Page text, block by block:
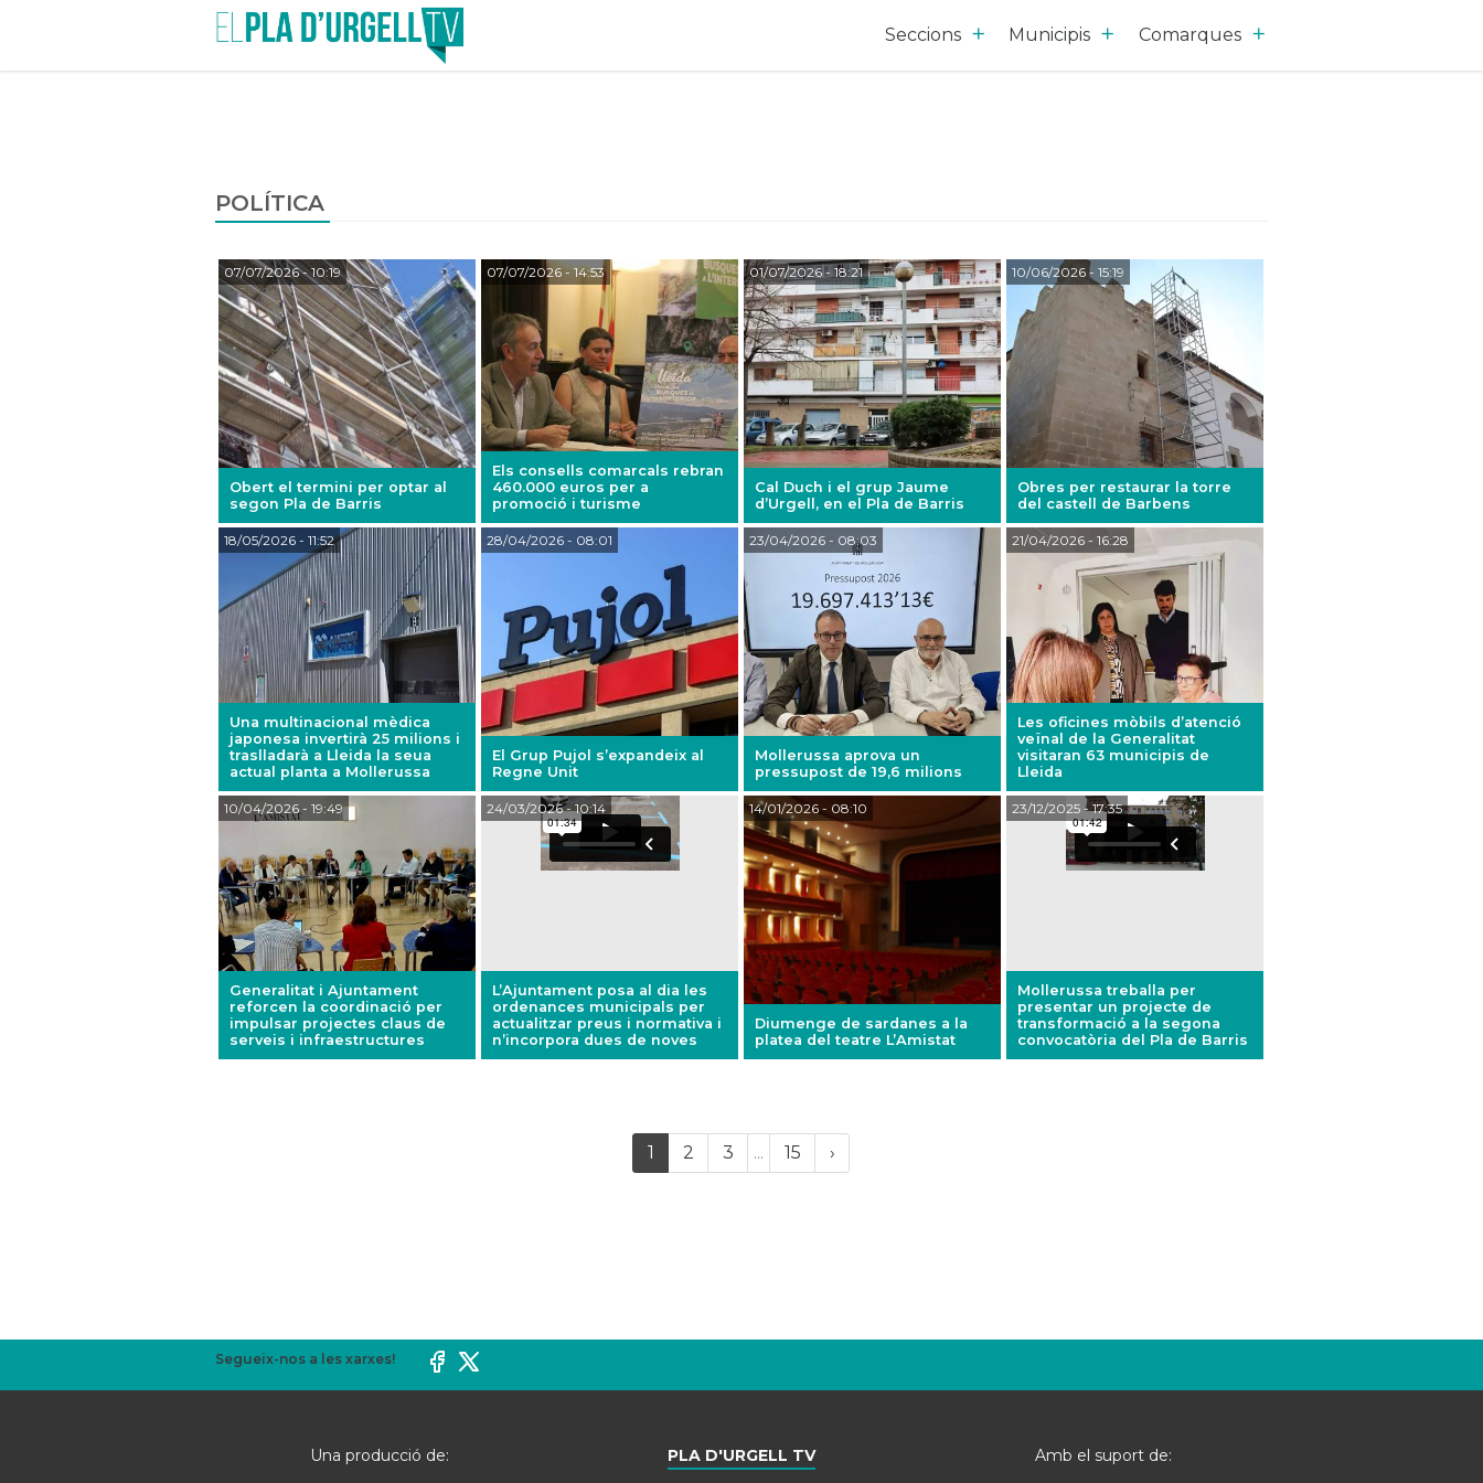
Seccions Municipis Comarques
POLÍTICA
Obert el termini per optar al
segon Pla de Barris
07/07/2026- 10:19
Els consells comarcals rebran
460.000 euros per a
promoció i turisme
07/07/2026- 14:53
Cal Duch i el grup Jaume
d’Urgell, en el Pla de Barris
01/07/2026- 18:21
Obres per restaurar la torre
del castell de Barbens
10/06/2026- 15:19
Una multinacional mèdica
japonesa invertirà 25 milions i
traslladarà a Lleida la seua
actual planta a Mollerussa
18/05/2026- 11:52
El Grup Pujol s’expandeix al
Regne Unit
28/04/2026- 08:01
Mollerussa aprova un
pressupost de 19,6 milions
23/04/2026- 08:03
Les oficines mòbils d’atenció
veïnal de la Generalitat
visitaran 63 municipis de
Lleida
21/04/2026- 16:28
Generalitat i Ajuntament
reforcen la coordinació per
impulsar projectes claus de
serveis i infraestructures
10/04/2026- 19:49
L’Ajuntament posa al dia les
ordenances municipals per
actualitzar preus i normativa i
n’incorpora dues de noves
24/03/2026- 10:14
Diumenge de sardanes a la
platea del teatre L’Amistat
14/01/2026- 08:10
Mollerussa treballa per
presentar un projecte de
transformació a la segona
convocatòria del Pla de Barris
23/12/2025- 17:35
1 (current)
2 3 ... 15 ›Próxima
página
Segueix-nos a les xarxes!
Una producció de: PLA D'URGELL TV Amb el suport de: